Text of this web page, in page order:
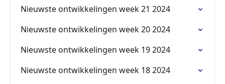
Nieuwste ontwikkelingen week 21 2024
Nieuwste ontwikkelingen week 20 2024
Nieuwste ontwikkelingen week 19 2024
Nieuwste ontwikkelingen week 18 2024